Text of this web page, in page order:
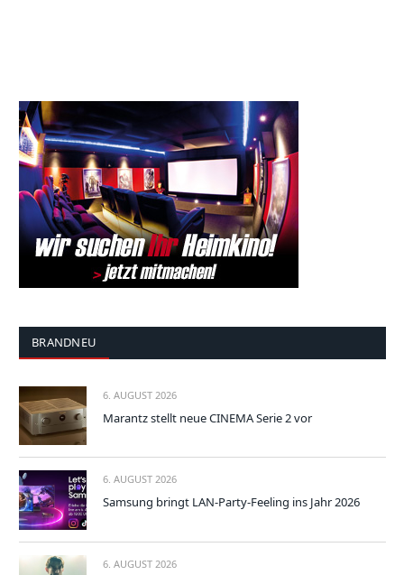
BRANDNEU
6. AUGUST 2026
Marantz stellt neue CINEMA Serie 2 vor
6. AUGUST 2026
Samsung bringt LAN-Party-Feeling ins Jahr 2026
6. AUGUST 2026